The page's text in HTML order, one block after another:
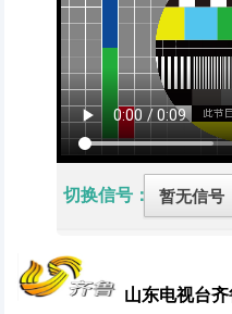
切换信号：
山东电视台